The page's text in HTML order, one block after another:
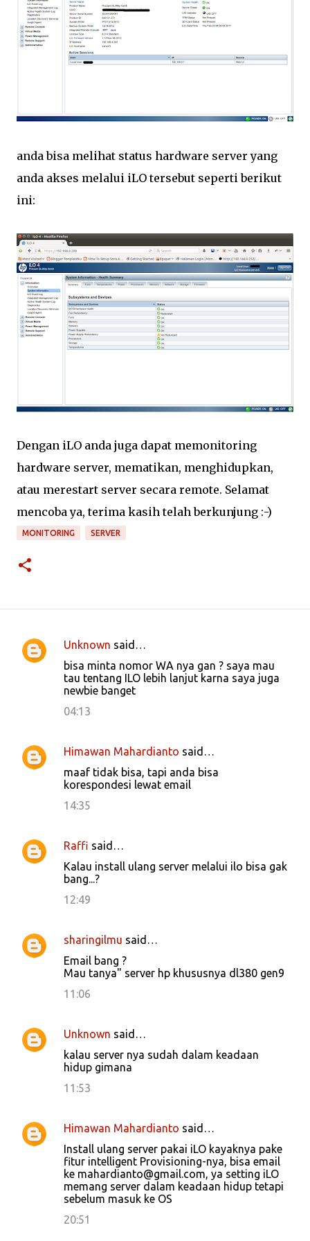
anda bisa melihat status hardware server yang
anda akses melalui iLO tersebut seperti berikut
ini:
Dengan iLO anda juga dapat memonitoring
hardware server, mematikan, menghidupkan,
atau merestart server secara remote. Selamat
mencoba ya, terima kasih telah berkunjung :-)
MONITORING SERVER
C
n
t
Unknown said…
bisa minta nomor WA nya gan ? saya mau
tau tentang ILO lebih lanjut karna saya juga
newbie banget
04:13
Himawan Mahardianto said…
maaf tidak bisa, tapi anda bisa
korespondesi lewat email
14:35
Raffi said…
Kalau install ulang server melalui ilo bisa gak
bang...?
12:49
sharingilmu said…
Email bang ?
Mau tanya" server hp khususnya dl380 gen9
11:06
Unknown said…
kalau server nya sudah dalam keadaan
hidup gimana
11:53
Himawan Mahardianto said…
Install ulang server pakai iLO kayaknya pake
fitur intelligent Provisioning-nya, bisa email
ke mahardianto@gmail.com, ya setting iLO
memang server dalam keadaan hidup tetapi
sebelum masuk ke OS
20:51